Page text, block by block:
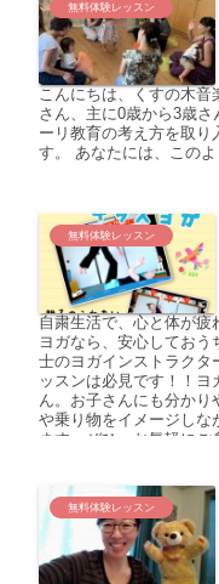
無料体験レッスン
こんにちは、くすの木
さん、主に0歳から3歳
ーリ教育の考え方を取り
す。 あなたには、この
無料体験レッスン
自粛生活で、心と体が疲
ヨガなら、安心してお
士のヨガインストラクタ
ッスンは必見です！！ヨ
ん。お子さんにも分か
や乗り物をイメージしな
ます。ぜひ、お気軽にご
無料体験レッスン